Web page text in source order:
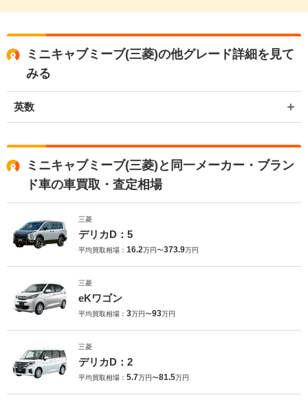
ミニキャブミーブ(三菱)の他グレード詳細を見て
みる
英数
ミニキャブミーブ(三菱)と同一メーカー・ブラン
ド車の車買取・査定相場
三菱
デリカD：5
平均買取相場： 16.2万円〜373.9万円
三菱
eKワゴン
平均買取相場： 3万円〜93万円
三菱
デリカD：2
平均買取相場： 5.7万円〜81.5万円